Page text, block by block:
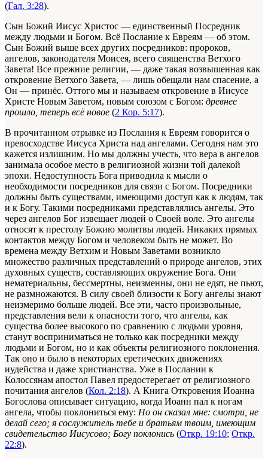
(Гал. 3:28).
Сын Божий Иисус Христос — единственный Посредник
между людьми и Богом. Всё Послание к Евреям — об этом.
Сын Божий выше всех других посредников: пророков,
ангелов, законодателя Моисея, всего священства Ветхого
Завета! Все прежние религии, — даже такая возвышенная как
откровение Ветхого Завета, — лишь обещали нам спасение, а
Он — принёс. Оттого мы и называем откровение в Иисусе
Христе Новым Заветом, новым союзом с Богом: древнее
прошло, теперь всё новое (2 Кор. 5:17).
В прочитанном отрывке из Послания к Евреям говорится о
превосходстве Иисуса Христа над ангелами. Сегодня нам это
кажется излишним. Но мы должны учесть, что вера в ангелов
занимала особое место в религиозной жизни той далекой
эпохи. Недоступность Бога приводила к мысли о
необходимости посредников для связи с Богом. Посредники
должны быть существами, имеющими доступ как к людям, так
и к Богу. Такими посредниками представлялись ангелы. Это
через ангелов Бог извещает людей о Своей воле. Это ангелы
относят к престолу Божию молитвы людей. Никаких прямых
контактов между Богом и человеком быть не может. Во
времена между Ветхим и Новым Заветами возникло
множество различных представлений о природе ангелов, этих
духовных существ, составляющих окружение Бога. Они
нематериальны, бессмертны, неизменны, они не едят, не пьют,
не размножаются. В силу своей близости к Богу ангелы знают
неизмеримо больше людей. Все эти, часто произвольные,
представления вели к опасности того, что ангелы, как
существа более высокого по сравнению с людьми уровня,
станут восприниматься не только как посредники между
людьми и Богом, но и как объекты религиозного поклонения.
Так оно и было в некоторых еретических движениях
иудейства и даже христианства. Уже в Послании к
Колоссянам апостол Павел предостерегает от религиозного
почитания ангелов (Кол. 2:18). А Книга Откровения Иоанна
Богослова описывает ситуацию, когда Иоанн пал к ногам
ангела, чтобы поклониться ему: Но он сказал мне: смотри, не
делай сего; я сослужитель тебе и братьям твоим, имеющим
свидетельство Иисусово; Богу поклонись (Откр. 19:10; Откр.
22:8).